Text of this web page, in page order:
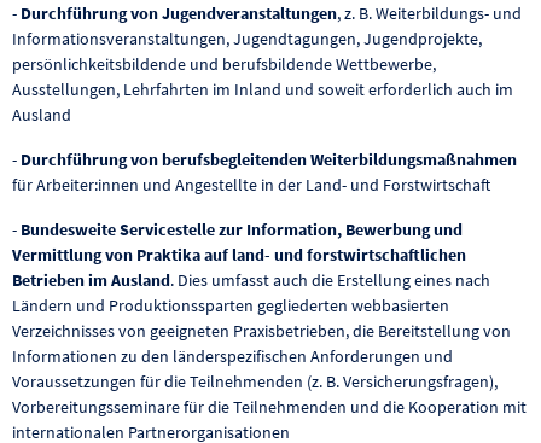
- Durchführung von Jugendveranstaltungen, z. B. Weiterbildungs- und
Informationsveranstaltungen, Jugendtagungen, Jugendprojekte,
persönlichkeitsbildende und berufsbildende Wettbewerbe,
Ausstellungen, Lehrfahrten im Inland und soweit erforderlich auch im
Ausland
- Durchführung von berufsbegleitenden Weiterbildungsmaßnahmen
für Arbeiter:innen und Angestellte in der Land- und Forstwirtschaft
- Bundesweite Servicestelle zur Information, Bewerbung und
Vermittlung von Praktika auf land- und forstwirtschaftlichen
Betrieben im Ausland. Dies umfasst auch die Erstellung eines nach
Ländern und Produktionssparten gegliederten webbasierten
Verzeichnisses von geeigneten Praxisbetrieben, die Bereitstellung von
Informationen zu den länderspezifischen Anforderungen und
Voraussetzungen für die Teilnehmenden (z. B. Versicherungsfragen),
Vorbereitungsseminare für die Teilnehmenden und die Kooperation mit
internationalen Partnerorganisationen